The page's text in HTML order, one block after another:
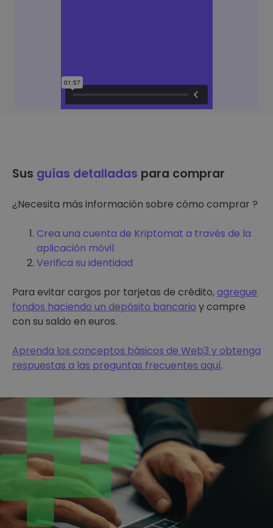
Sus guías detalladas para comprar
¿Necesita más información sobre cómo comprar ?
Crea una cuenta de Kriptomat a través de la
aplicación móvil
Verifica su identidad
Para evitar cargos por tarjetas de crédito,agregue
fondos haciendo un depósito bancario y compre
con su saldo en euros.
Aprenda los conceptos básicos de Web3 y obtenga
respuestas a las preguntas frecuentes aquí.